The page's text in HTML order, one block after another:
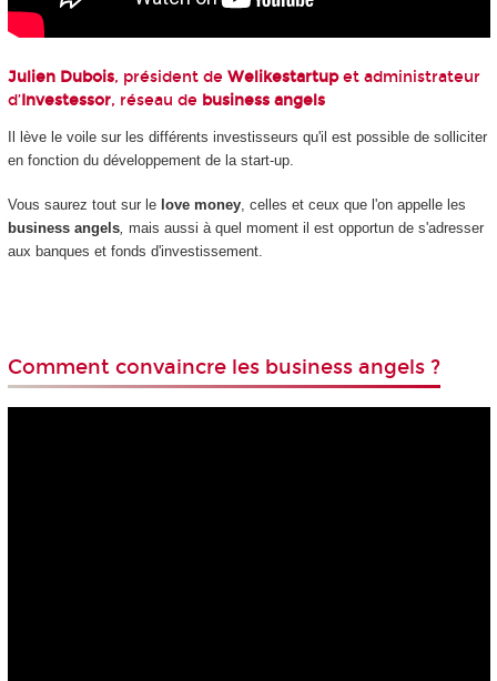
Julien Dubois, président de Welikestartupet administrateur
d’Investessor, réseau de business angels
Il lève le voile sur les différents investisseurs qu'il est possible de solliciter
en fonction du développement de la start-up.
Vous saurez tout sur le love money, celles et ceux que l'on appelle les
business angels, mais aussi à quel moment il est opportun de s'adresser
aux banques et fonds d'investissement.
Comment convaincre les business angels ?